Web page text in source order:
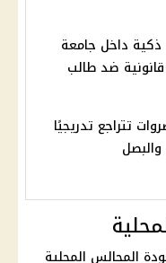
داخل جامعة
ضد طالب
تتراجع تدريجيًا
المجالس المحلية